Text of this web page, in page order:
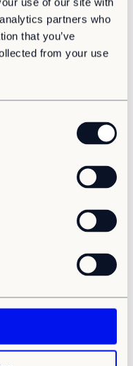
partners who
that you’ve
from your use
för att möta
genom en
enligt
modulbyggnader